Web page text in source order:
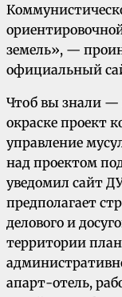
земель», —
официальный
Чтоб вы знали —
окраске проект
управление
над проектом
уведомил сайт
предполагает
делового и
территории
апарт-отель,